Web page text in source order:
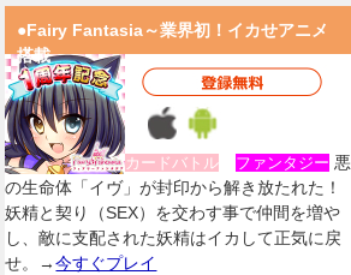
●Fairy Fantasia～業界初！イカせアニメ
搭載
カードバトル ファンタジー 悪
の生命体「イヴ」が封印から解き放たれた！
妖精と契り（SEX）を交わす事で仲間を増や
し、敵に支配された妖精はイカして正気に戻
せ。→今すぐプレイ